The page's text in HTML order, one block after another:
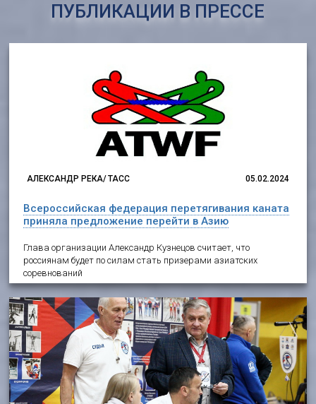
ПУБЛИКАЦИИ В ПРЕССЕ
АЛЕКСАНДР РЕКА/ ТАСС 05.02.2024
Всероссийская федерация перетягивания каната
приняла предложение перейти в Азию
Глава организации Александр Кузнецов считает, что
россиянам будет по силам стать призерами азиатских
соревнований